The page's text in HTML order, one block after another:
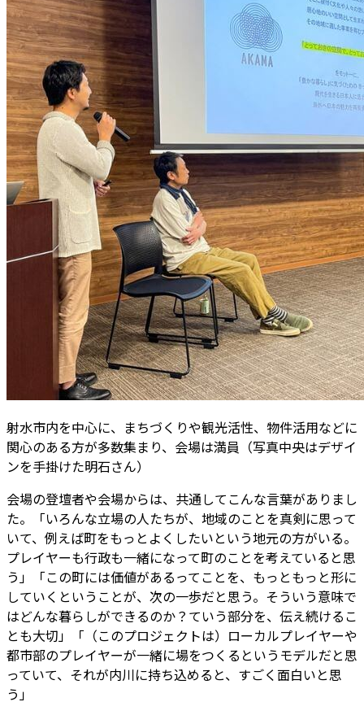
射水市内を中心に、まちづくりや観光活性、物件活用などに
関心のある方が多数集まり、会場は満員（写真中央はデザイ
ンを手掛けた明石さん）
会場の登壇者や会場からは、共通してこんな言葉がありまし
た。「いろんな立場の人たちが、地域のことを真剣に思って
いて、例えば町をもっとよくしたいという地元の方がいる。
プレイヤーも行政も一緒になって町のことを考えていると思
う」「この町には価値があるってことを、もっともっと形に
していくということが、次の一歩だと思う。そういう意味で
はどんな暮らしができるのか？ていう部分を、伝え続けるこ
とも大切」「（このプロジェクトは）ローカルプレイヤーや
都市部のプレイヤーが一緒に場をつくるというモデルだと思
っていて、それが内川に持ち込めると、すごく面白いと思
う」